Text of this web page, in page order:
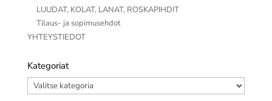
LUUDAT, KOLAT, LANAT, ROSKAPIHDIT
Tilaus- ja sopimusehdot
YHTEYSTIEDOT
Kategoriat
Kategoriat